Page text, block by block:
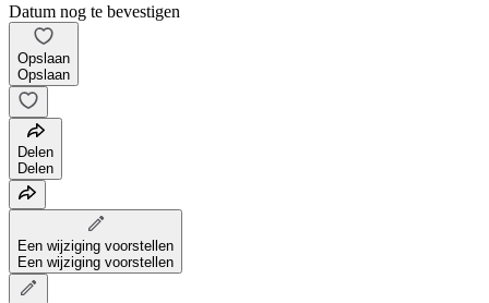
Datum nog te bevestigen
Opslaan
Opslaan
Delen
Delen
Een wijziging voorstellen
Een wijziging voorstellen